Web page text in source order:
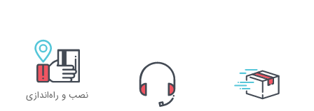
نصب و راه‌اندازی